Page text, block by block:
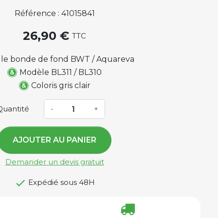
Référence : 41015841
26,90 € TTC
bonde de fond BWT / Aquareva
Modèle BL311 / BL310
Coloris gris clair
- +
AJOUTER AU PANIER
Demander un devis gratuit
 Expédié sous 48H